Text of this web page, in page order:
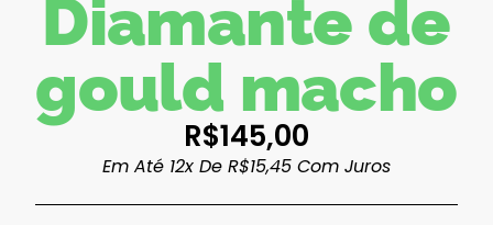
Diamante de
gould macho
R$145,00
Em Até 12x De R$15,45 Com Juros